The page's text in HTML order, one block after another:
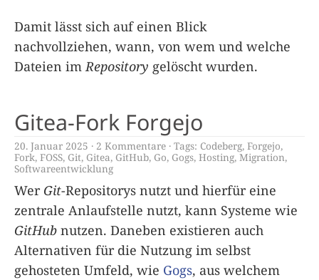
Damit lässt sich auf einen Blick
nachvollziehen, wann, von wem und welche
Dateien im Repository gelöscht wurden.
Gitea-Fork Forgejo
20. Januar 2025 2 Kommentare Tags: Codeberg, Forgejo,
Fork, FOSS, Git, Gitea, GitHub, Go, Gogs, Hosting, Migration,
Softwareentwicklung
Wer Git-Repositorys nutzt und hierfür eine
zentrale Anlaufstelle nutzt, kann Systeme wie
GitHub nutzen. Daneben existieren auch
Alternativen für die Nutzung im selbst
gehosteten Umfeld, wie Gogs, aus welchem